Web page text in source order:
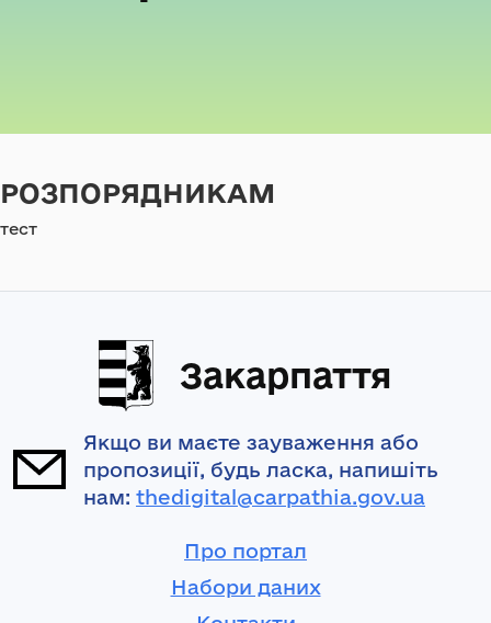
РОЗПОРЯДНИКАМ
тест
Закарпаття
Якщо ви маєте зауваження або
пропозиції, будь ласка, напишіть
нам: thedigital@carpathia.gov.ua
Про портал
Набори даних